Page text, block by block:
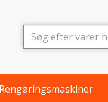
Rengøringsmaskiner